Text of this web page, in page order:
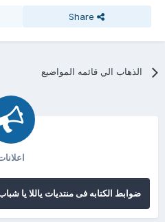
Share
الذهاب الي قائمه المواضيع
اعلانات
ضوابط الكتابه فى منتديات ياللا يا شباب